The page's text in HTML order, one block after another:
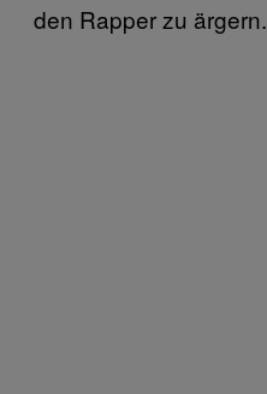
den Rapper zu ärgern.